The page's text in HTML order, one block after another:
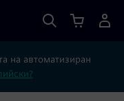
на автоматизиран